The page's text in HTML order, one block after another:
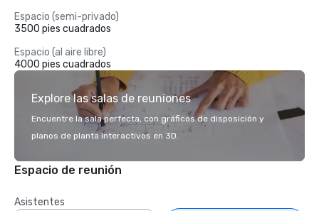
Espacio (semi-privado)
3500 pies cuadrados
Espacio (al aire libre)
4000 pies cuadrados
Explore las salas de reuniones
Encuentre la sala perfecta, con gráficos de disposición y
planos de planta interactivos en 3D.
Espacio de reunión
Asistentes